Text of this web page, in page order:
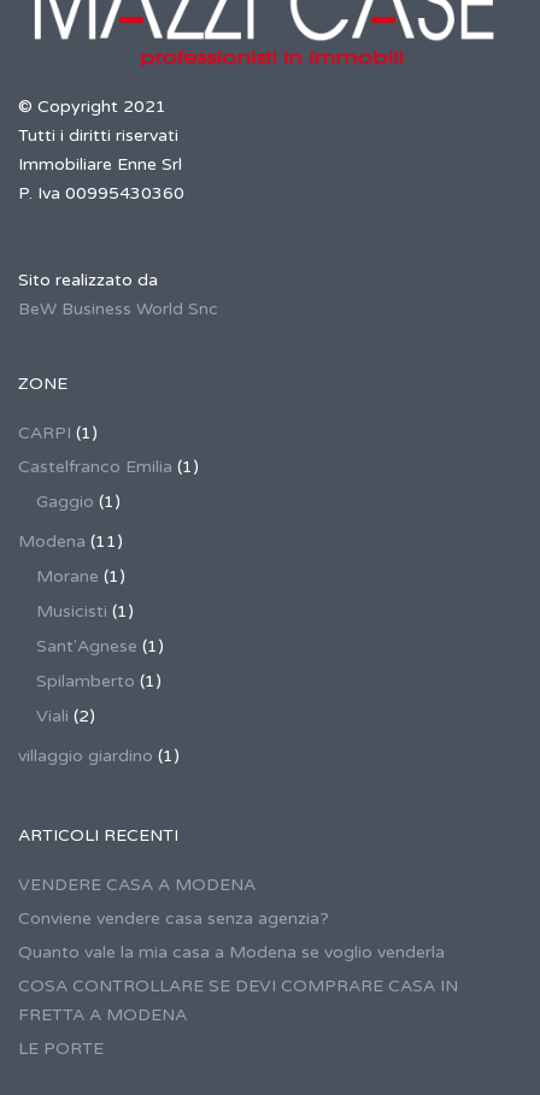
© Copyright 2021
Tutti i diritti riservati
Immobiliare Enne Srl
P. Iva 00995430360
Sito realizzato da
BeW Business World Snc
ZONE
CARPI (1)
Castelfranco Emilia (1)
Gaggio (1)
Modena (11)
Morane (1)
Musicisti (1)
Sant'Agnese (1)
Spilamberto (1)
Viali (2)
villaggio giardino (1)
ARTICOLI RECENTI
VENDERE CASA A MODENA
Conviene vendere casa senza agenzia?
Quanto vale la mia casa a Modena se voglio venderla
COSA CONTROLLARE SE DEVI COMPRARE CASA IN
FRETTA A MODENA
LE PORTE